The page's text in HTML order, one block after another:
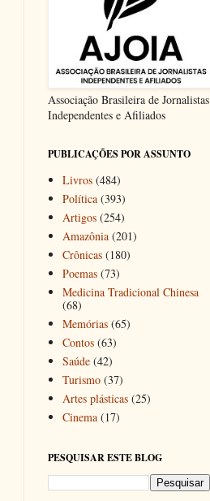
Associação Brasileira de Jornalistas
Independentes e Afiliados
PUBLICAÇÕES POR ASSUNTO
Livros (484)
Política (393)
Artigos (254)
Amazônia (201)
Crônicas (180)
Poemas (73)
Medicina Tradicional Chinesa
(68)
Memórias (65)
Contos (63)
Saúde (42)
Turismo (37)
Artes plásticas (25)
Cinema (17)
PESQUISAR ESTE BLOG